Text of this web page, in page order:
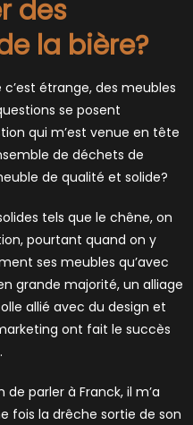
des
la bière?
étrange, des meubles
se posent
qui m’est venue en tête
de déchets de
de qualité et solide?
tels que le chêne, on
pourtant quand on y
ses meubles qu’avec
grande majorité, un alliage
allié avec du design et
ont fait le succès
de parler à Franck, il m’a
fois la drêche sortie de son